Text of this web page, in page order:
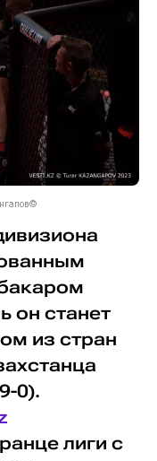
он станет
из стран
0).
лиги с